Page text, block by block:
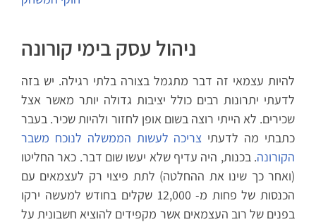
ניהול עסק בימי קורונה
להיות עצמאי זה דבר מתגמל בצורה בלתי רגילה. יש בזה
לדעתי יתרונות רבים כולל יציבות גדולה יותר מאשר אצל
שכירים. לא הייתי רוצה בשום אופן לחזור ולהיות שכיר. בעבר
כתבתי מה לדעתי צריכה לעשות הממשלה לנוכח משבר
הקורונה. בכנות, היה עדיף שלא יעשו שום דבר. כאר החליטו
(ואחר כך שינו את ההחלטה) לתת פיצוי רק לעצמאים עם
הכנסות של פחות מ- 12,000 שקלים בחודש למעשה ירקו
בפנים של רוב העצמאים אשר מקפידים להוציא חשבונית על